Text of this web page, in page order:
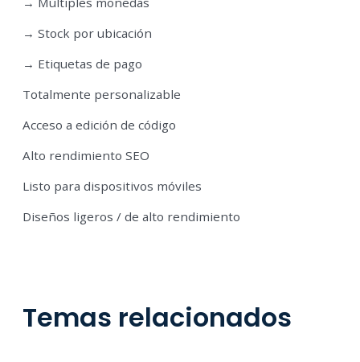
→ Stock por ubicación
→ Etiquetas de pago
Totalmente personalizable
Acceso a edición de código
Alto rendimiento SEO
Listo para dispositivos móviles
Diseños ligeros / de alto rendimiento
Temas relacionados